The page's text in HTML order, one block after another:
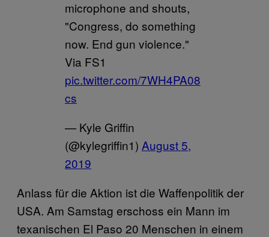
microphone and shouts,
"Congress, do something
now. End gun violence."
Via FS1
pic.twitter.com/7WH4PA08
cs
— Kyle Griffin
(@kylegriffin1) August 5,
2019
Anlass für die Aktion ist die Waffenpolitik der
USA. Am Samstag erschoss ein Mann im
texanischen El Paso 20 Menschen in einem